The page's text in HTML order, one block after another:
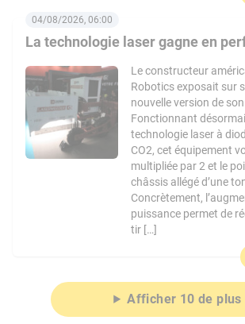
La technologie laser gagne en
04/08/2026, 06:00
Le constructeur
Robotics exposait sur
nouvelle version de
Fonctionnant
technologie laser à
CO2, cet équipement
multipliée par 2 et le
châssis allégé d’une
Concrètement,
puissance permet de
tir […]
Afficher 10 de plus